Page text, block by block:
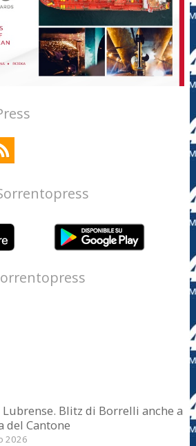
Lubrense. Blitz di Borrelli anche a
del Cantone
2026